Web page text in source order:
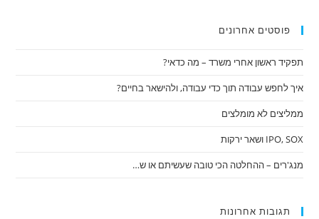
פוסטים אחרונים
תפקיד ראשון אחרי משרד – מה כדאי?
איך לחפש עבודה תוך כדי עבודה, ולהישאר בחיים?
ממליצים לא מומלצים
IPO, SOX ושאר ירקות
מנג'רים – ההחלטה הכי טובה שעשיתם או ש…
תגובות אחרונות